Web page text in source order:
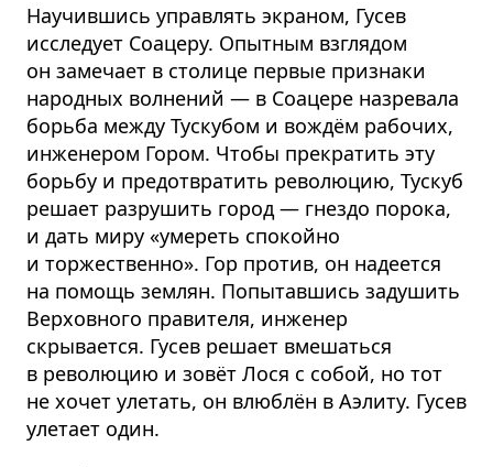
Научившись управлять экраном, Гусев
исследует Соацеру. Опытным взглядом
он замечает в столице первые признаки
народных волнений — в Соацере назревала
борьба между Тускубом и вождём рабочих,
инженером Гором. Чтобы прекратить эту
борьбу и предотвратить революцию, Тускуб
решает разрушить город — гнездо порока,
и дать миру «умереть спокойно
и торжественно». Гор против, он надеется
на помощь землян. Попытавшись задушить
Верховного правителя, инженер
скрывается. Гусев решает вмешаться
в революцию и зовёт Лося с собой, но тот
не хочет улетать, он влюблён в Аэлиту. Гусев
улетает один.